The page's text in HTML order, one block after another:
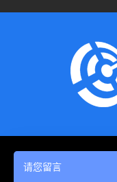
请您留言